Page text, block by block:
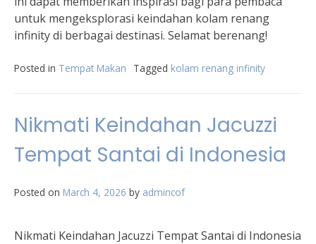
untuk mengeksplorasi keindahan kolam renang
infinity di berbagai destinasi. Selamat berenang!
Posted in Tempat Makan Tagged kolam renang infinity
Nikmati Keindahan Jacuzzi
Tempat Santai di Indonesia
Posted on March 4, 2026 by admincof
Nikmati Keindahan Jacuzzi Tempat Santai di Indonesia